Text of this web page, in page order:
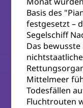
Basis des
festgesetzt –
Segelschiff
Das
Mittelmeer
Todesfällen
Fluchtrouten